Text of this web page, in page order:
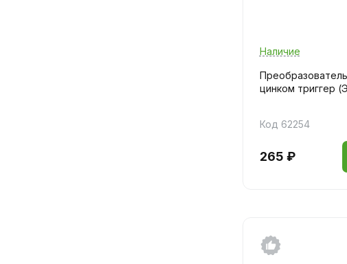
Наличие
цинком триггер
Код 62254
265 ₽